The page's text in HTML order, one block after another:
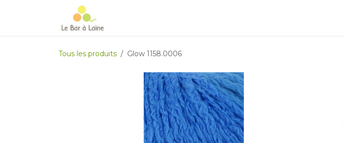
Se rendre au contenu
Tous les produits Glow 1158.0006